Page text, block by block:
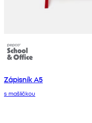
Zápisník A5
s mašličkou